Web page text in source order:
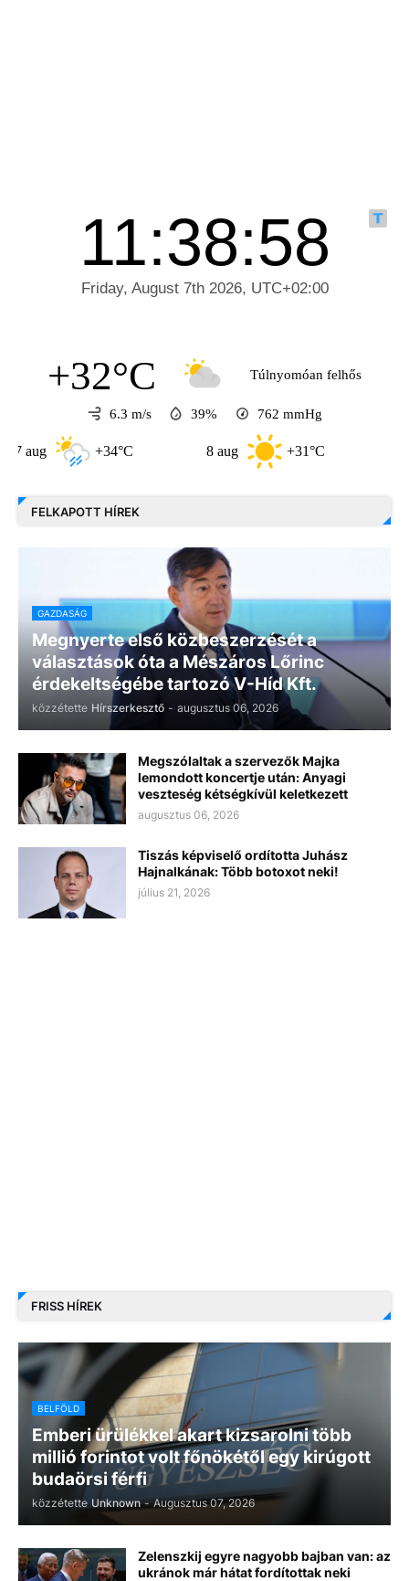
+32°C Túlnyomóan felhős
6.3 m/s 39% 762 mmHg
+34°C +31°C
FELKAPOTT HÍREK
GAZDASÁG
Megnyerte első közbeszerzését a
választások óta a Mészáros Lőrinc
érdekeltségébe tartozó V-Híd Kft.
közzétette Hírszerkesztő - augusztus 06, 2026
Megszólaltak a szervezők Majka
lemondott koncertje után: Anyagi
veszteség kétségkívül keletkezett
augusztus 06, 2026
Tiszás képviselő ordította Juhász
Hajnalkának: Több botoxot neki!
július 21, 2026
FRISS HÍREK
BELFÖLD
Emberi ürülékkel akart kizsarolni több
millió forintot volt főnökétől egy kirúgott
budaörsi férfi
közzétette Unknown - Augusztus 07, 2026
Zelenszkij egyre nagyobb bajban van: az
ukránok már hátat fordítottak neki